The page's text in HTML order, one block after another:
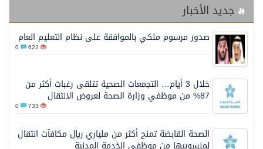
جديد الأخبار
صدور مرسوم ملكي بالموافقة على نظام التعليم العام
622
خلال 3 أيام… التجمعات الصحية تتلقى رغبات أكثر من
87% من موظفي وزارة الصحة لعروض الانتقال
733
الصحة القابضة تمنح أكثر من ملياري ريال مكافآت انتقال
لمنسوبيها من موظفي الخدمة المدنية